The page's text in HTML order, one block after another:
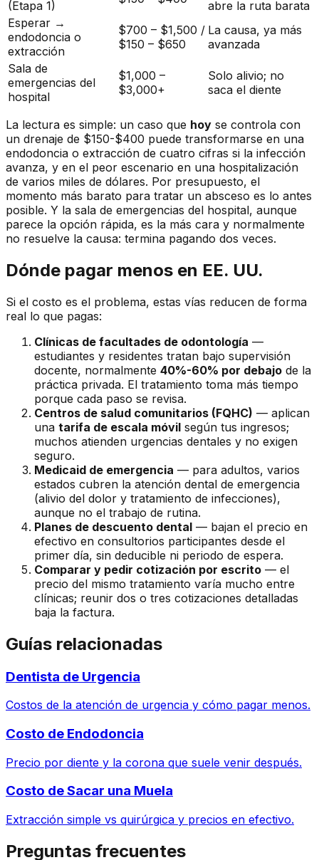
(Etapa 1)
abre la ruta barata
Esperar →
endodoncia o
extracción
$700 – $1,500 /
$150 – $650
La causa, ya más
avanzada
Sala de
emergencias del
hospital
$1,000 –
$3,000+
Solo alivio; no
saca el diente
La lectura es simple: un caso que hoy se controla con
un drenaje de $150-$400 puede transformarse en una
endodoncia o extracción de cuatro cifras si la infección
avanza, y en el peor escenario en una hospitalización
de varios miles de dólares. Por presupuesto, el
momento más barato para tratar un absceso es lo antes
posible. Y la sala de emergencias del hospital, aunque
parece la opción rápida, es la más cara y normalmente
no resuelve la causa: termina pagando dos veces.
Dónde pagar menos en EE. UU.
Si el costo es el problema, estas vías reducen de forma
real lo que pagas:
Clínicas de facultades de odontología —
estudiantes y residentes tratan bajo supervisión
docente, normalmente 40%-60% por debajo de la
práctica privada. El tratamiento toma más tiempo
porque cada paso se revisa.
Centros de salud comunitarios (FQHC) — aplican
una tarifa de escala móvil según tus ingresos;
muchos atienden urgencias dentales y no exigen
seguro.
Medicaid de emergencia — para adultos, varios
estados cubren la atención dental de emergencia
(alivio del dolor y tratamiento de infecciones),
aunque no el trabajo de rutina.
Planes de descuento dental — bajan el precio en
efectivo en consultorios participantes desde el
primer día, sin deducible ni periodo de espera.
Comparar y pedir cotización por escrito — el
precio del mismo tratamiento varía mucho entre
clínicas; reunir dos o tres cotizaciones detalladas
baja la factura.
Guías relacionadas
Dentista de Urgencia
Costos de la atención de urgencia y cómo pagar menos.
Costo de Endodoncia
Precio por diente y la corona que suele venir después.
Costo de Sacar una Muela
Extracción simple vs quirúrgica y precios en efectivo.
Preguntas frecuentes